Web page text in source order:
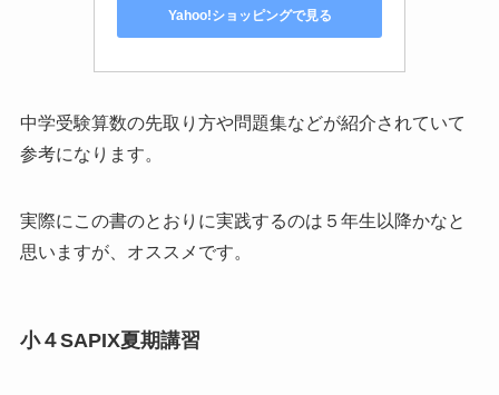
Yahoo!ショッピングで見る
中学受験算数の先取り方や問題集などが紹介されていて
参考になります。
実際にこの書のとおりに実践するのは５年生以降かなと
思いますが、オススメです。
小４SAPIX夏期講習